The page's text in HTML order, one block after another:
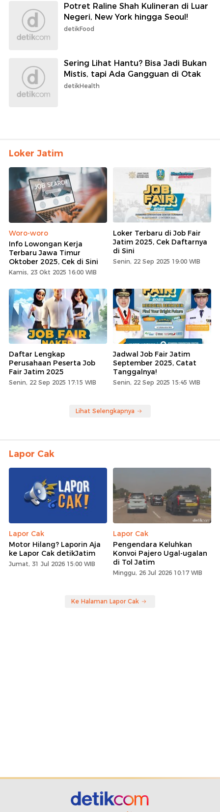
Potret Raline Shah Kulineran di Luar
Negeri, New York hingga Seoul!
detikFood
Sering Lihat Hantu? Bisa Jadi Bukan
Mistis, tapi Ada Gangguan di Otak
detikHealth
Loker Jatim
Woro-woro
Info Lowongan Kerja
Terbaru Jawa Timur
Oktober 2025, Cek di Sini
Kamis, 23 Okt 2025 16:00 WIB
Loker Terbaru di Job Fair
Jatim 2025, Cek Daftarnya
di Sini
Senin, 22 Sep 2025 19:00 WIB
Daftar Lengkap
Perusahaan Peserta Job
Fair Jatim 2025
Senin, 22 Sep 2025 17:15 WIB
Jadwal Job Fair Jatim
September 2025, Catat
Tanggalnya!
Senin, 22 Sep 2025 15:45 WIB
Lihat Selengkapnya
Lapor Cak
Lapor Cak
Motor Hilang? Laporin Aja
ke Lapor Cak detikJatim
Jumat, 31 Jul 2026 15:00 WIB
Lapor Cak
Pengendara Keluhkan
Konvoi Pajero Ugal-ugalan
di Tol Jatim
Minggu, 26 Jul 2026 10:17 WIB
Ke Halaman Lapor Cak